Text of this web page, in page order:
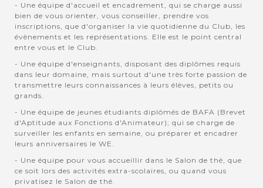
- Une équipe d'accueil et encadrement, qui se charge aussi
bien de vous orienter, vous conseiller, prendre vos
inscriptions, que d'organiser la vie quotidienne du Club, les
évènements et les représentations. Elle est le point central
entre vous et le Club.
- Une équipe d'enseignants, disposant des diplômes requis
dans leur domaine, mais surtout d'une très forte passion de
transmettre leurs connaissances à leurs élèves, petits ou
grands.
- Une équipe de jeunes étudiants diplômés de BAFA (Brevet
d'Aptitude aux Fonctions d'Animateur); qui se charge de
surveiller les enfants en semaine, ou préparer et encadrer
leurs anniversaires le WE.
- Une équipe pour vous accueillir dans le Salon de thé, que
ce soit lors des activités extra-scolaires, ou quand vous
privatisez le Salon de thé.